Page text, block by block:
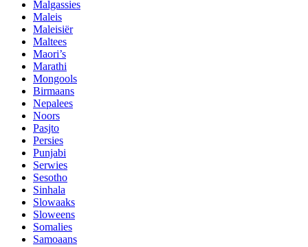
Malgassies
Maleis
Maleisiër
Maltees
Maori’s
Marathi
Mongools
Birmaans
Nepalees
Noors
Pasjto
Persies
Punjabi
Serwies
Sesotho
Sinhala
Slowaaks
Sloweens
Somalies
Samoaans